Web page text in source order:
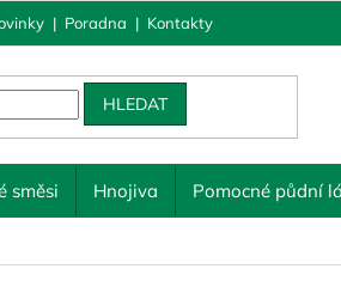
| Poradna | Kontakty
HLEDAT
směsi Hnojiva Pomocné půdní